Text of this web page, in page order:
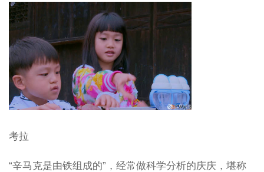
考拉
“辛马克是由铁组成的”，经常做科学分析的庆庆，堪称